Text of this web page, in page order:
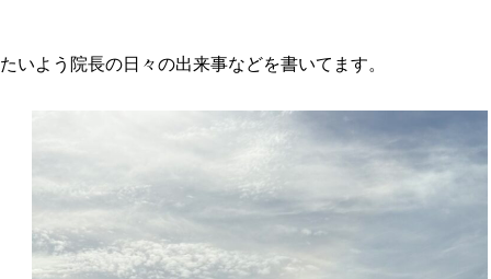
たいよう院長の日々の出来事などを書いてます。